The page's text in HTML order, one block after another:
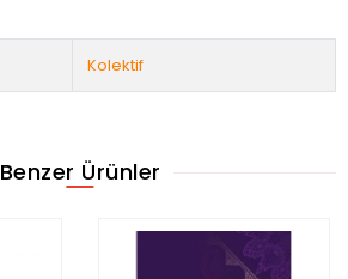
Kolektif
Benzer Ürünler